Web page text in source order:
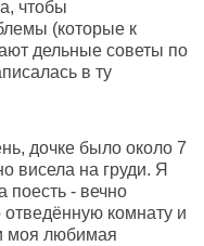
чтобы
(которые к
дельные советы по
в ту
дочке было около 7
висела на груди. Я
поесть - вечно
комнату и
моя любимая